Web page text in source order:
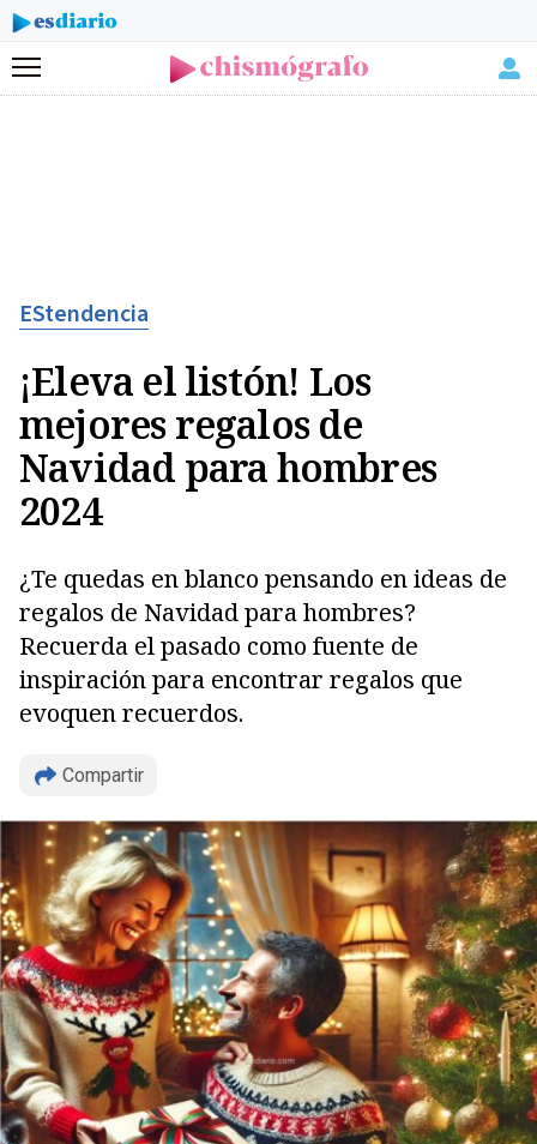
Menú
EStendencia
¡Eleva el listón! Los
mejores regalos de
Navidad para hombres
2024
¿Te quedas en blanco pensando en ideas de
regalos de Navidad para hombres?
Recuerda el pasado como fuente de
inspiración para encontrar regalos que
evoquen recuerdos.
Compartir